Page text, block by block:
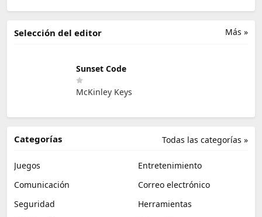
Más »
Selección del editor
Sunset Code
McKinley Keys
Todas las categorías »
Categorías
Juegos
Entretenimiento
Comunicación
Correo electrónico
Seguridad
Herramientas